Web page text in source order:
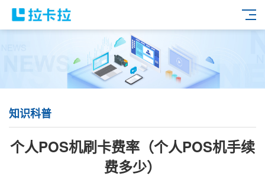
知识科普
个人POS机刷卡费率（个人POS机手续
费多少）